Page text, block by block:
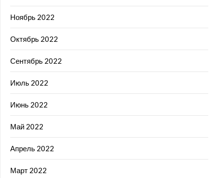
Ноябрь 2022
Октябрь 2022
Сентябрь 2022
Июль 2022
Июнь 2022
Май 2022
Апрель 2022
Март 2022